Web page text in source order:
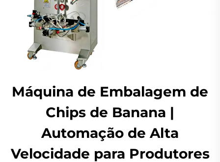
Máquina de Embalagem de
Chips de Banana |
Automação de Alta
Velocidade para Produtores